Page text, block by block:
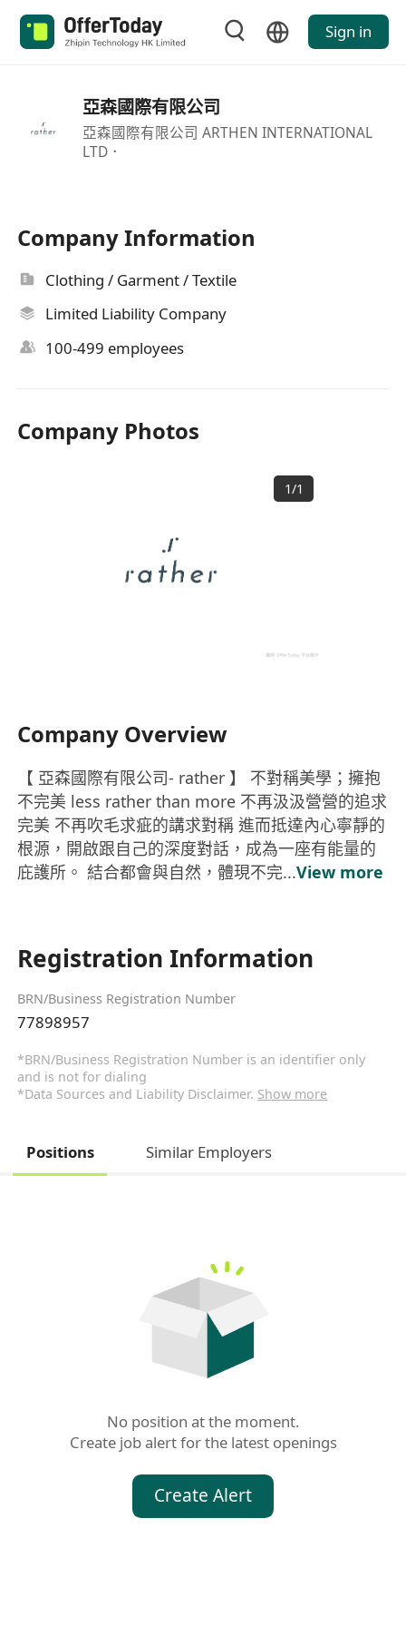
Sign in
亞森國際有限公司
亞森國際有限公司 ARTHEN INTERNATIONAL
LTD．
Company Information
Clothing / Garment / Textile
Limited Liability Company
100-499 employees
Company Photos
1/1
Company Overview
【 亞森國際有限公司- rather 】 不對稱美學；擁抱
不完美 less rather than more 不再汲汲營營的追求
完美 不再吹毛求疵的講求對稱 進而抵達內心寧靜的
根源，開啟跟自己的深度對話​，成為一座有能量的
庇護所。 結合都會與自然，體現不完...View more
Registration Information
BRN/Business Registration Number
77898957
*BRN/Business Registration Number is an identifier only
and is not for dialing
*Data Sources and Liability Disclaimer. Show more
Positions Similar Employers
No position at the moment.
Create job alert for the latest openings
Create Alert